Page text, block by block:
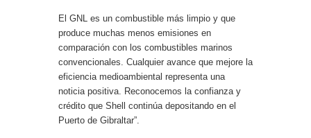
El GNL es un combustible más limpio y que
produce muchas menos emisiones en
comparación con los combustibles marinos
convencionales. Cualquier avance que mejore la
eficiencia medioambiental representa una
noticia positiva. Reconocemos la confianza y
crédito que Shell continúa depositando en el
Puerto de Gibraltar”.